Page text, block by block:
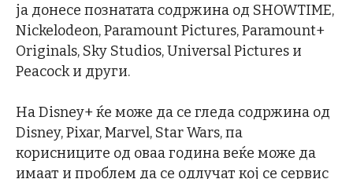
ја донесе познатата содржина од SHOWTIME,
Nickelodeon, Paramount Pictures, Paramount+
Originals, Sky Studios, Universal Pictures и
Peacock и други.
На Disney+ ќе може да се гледа содржина од
Disney, Pixar, Marvel, Star Wars, па
корисниците од оваа година веќе може да
имаат и проблем да се одлучат кој се сервис